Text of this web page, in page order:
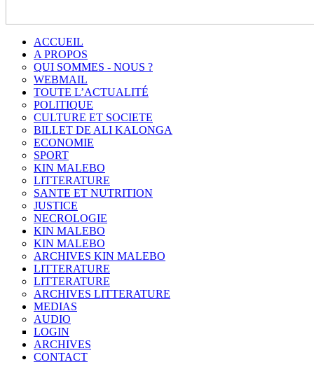
ACCUEIL
A PROPOS
QUI SOMMES - NOUS ?
WEBMAIL
TOUTE L’ACTUALITÉ
POLITIQUE
CULTURE ET SOCIETE
BILLET DE ALI KALONGA
ECONOMIE
SPORT
KIN MALEBO
LITTERATURE
SANTE ET NUTRITION
JUSTICE
NECROLOGIE
KIN MALEBO
KIN MALEBO
ARCHIVES KIN MALEBO
LITTERATURE
LITTERATURE
ARCHIVES LITTERATURE
MEDIAS
AUDIO
LOGIN
ARCHIVES
CONTACT